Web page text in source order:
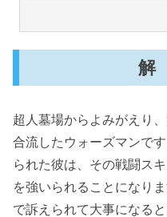
超人墓場からよみがえり
合流したウォーズマンで
られた彼は、その戦闘ス
を強いられることになり
で訴えられて大事になる